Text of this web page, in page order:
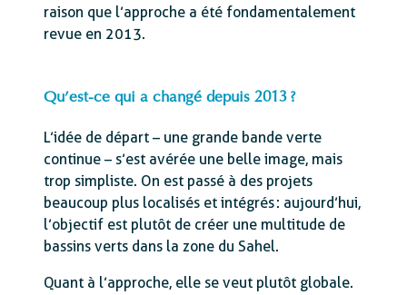
raison que l’approche a été fondamentalement
revue en 2013.
Qu’est-ce qui a changé depuis 2013 ?
L’idée de départ – une grande bande verte
continue – s’est avérée une belle image, mais
trop simpliste. On est passé à des projets
beaucoup plus localisés et intégrés : aujourd’hui,
l’objectif est plutôt de créer une multitude de
bassins verts dans la zone du Sahel.
Quant à l’approche, elle se veut plutôt globale.